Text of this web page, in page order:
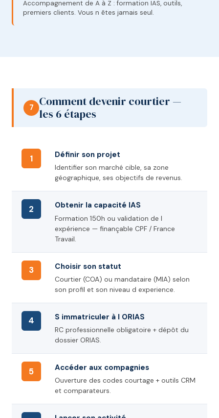
Accompagnement de A à Z : formation IAS, outils,
premiers clients. Vous n êtes jamais seul.
7
Comment devenir courtier —
les 6 étapes
1 Définir son projet
Identifier son marché cible, sa zone
géographique, ses objectifs de revenus.
2 Obtenir la capacité IAS
Formation 150h ou validation de l
expérience — finançable CPF / France
Travail.
3 Choisir son statut
Courtier (COA) ou mandataire (MIA) selon
son profil et son niveau d experience.
4 S immatriculer à l ORIAS
RC professionnelle obligatoire + dépôt du
dossier ORIAS.
5 Accéder aux compagnies
Ouverture des codes courtage + outils CRM
et comparateurs.